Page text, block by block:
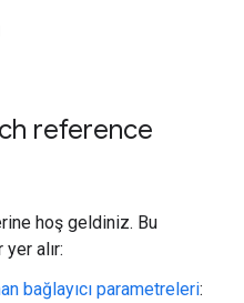
reference
hoş geldiniz. Bu
alır:
bağlayıcı parametreleri: